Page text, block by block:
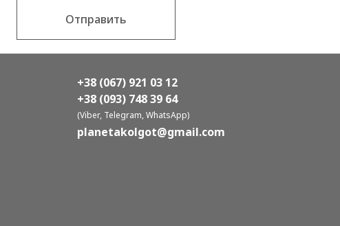
Отправить
+38 (067) 921 03 12
+38 (093) 748 39 64
(Viber, Telegram, WhatsApp)
planetakolgot@gmail.com